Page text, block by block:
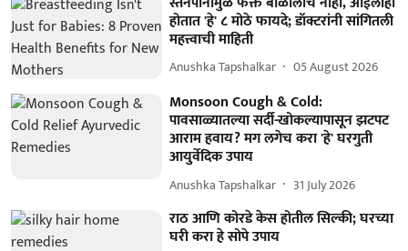
होतात 'हे' ८ मोठे फायदे; डॉक्टरांनी सांगितली
महत्त्वाची माहिती
Anushka Tapshalkar 05 August 2026
Monsoon Cough & Cold:
पावसाळ्यातल्या सर्दी-खोकल्यापासून झटपट
आराम हवाय? मग लगेच करा 'हे' घरगुती
आयुर्वेदिक उपाय
Anushka Tapshalkar 31 July 2026
राठ आणि कोरडे केस होतील सिल्की; घरच्या
घरी करा हे सोपे उपाय